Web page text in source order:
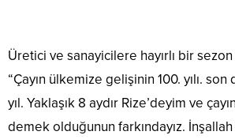
Üretici ve sanayicilere hayırlı bir
“Çayın ülkemize gelişinin 100. yılı.
yıl. Yaklaşık 8 aydır Rize’deyim ve
demek olduğunun farkındayız.